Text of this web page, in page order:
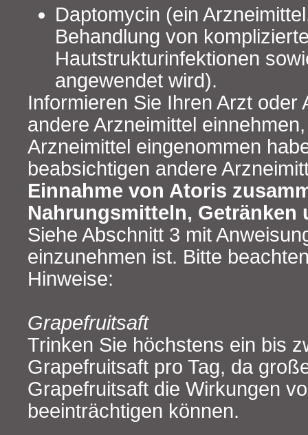
Daptomycin (ein
Behandlung von
Hautstrukturinfektionen
angewendet wird).
Informieren Sie Ihren Arzt oder
andere Arzneimittel
Arzneimittel eingenommen
beabsichtigen andere
Einnahme von Atoris
Nahrungsmitteln, Getränken
Siehe Abschnitt 3 mit
einzunehmen ist. Bitte
Hinweise:
Grapefruitsaft
Trinken Sie höchstens ein bis
Grapefruitsaft pro Tag, da
Grapefruitsaft die Wirkungen
beeinträchtigen können.